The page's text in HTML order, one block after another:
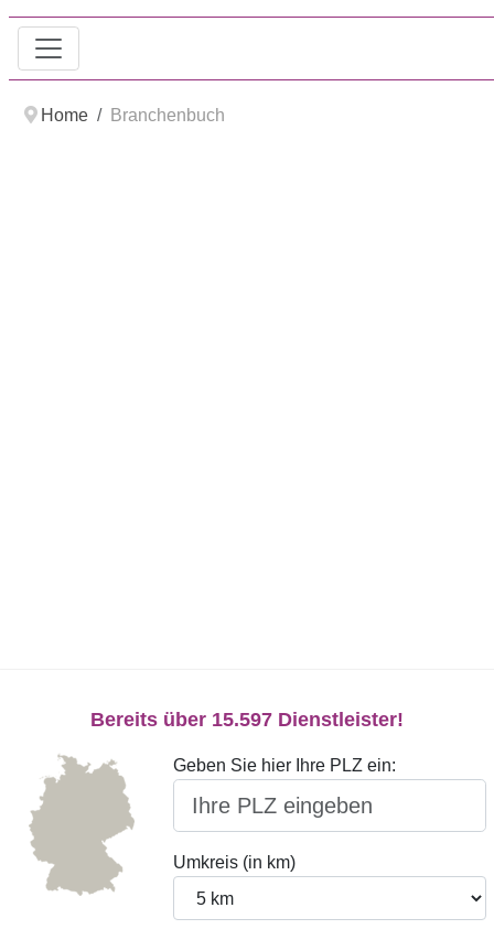
Home Branchenbuch
Bereits über 15.597 Dienstleister!
Geben Sie hier Ihre PLZ ein:
Umkreis (in km)